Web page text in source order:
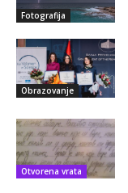
Fotografija
Obrazovanje
Otvorena vrata